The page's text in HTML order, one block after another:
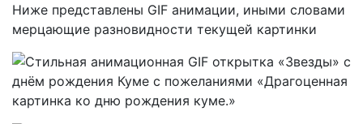
Ниже представлены GIF анимации, иными словами
мерцающие разновидности текущей картинки